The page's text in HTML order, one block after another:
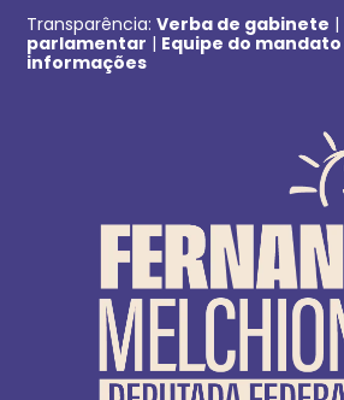
Transparência:Verba de gabinete |
parlamentar | Equipe do mandato
informações